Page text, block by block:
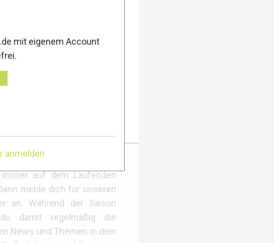
2025: Ergebnisse
Newsletter Anmeldung
auf dem Laufenden
melde dich für unseren
an. Während der Saison
damit regelmäßig die
News und Themen in dein
mit eigenem Account
anmelden